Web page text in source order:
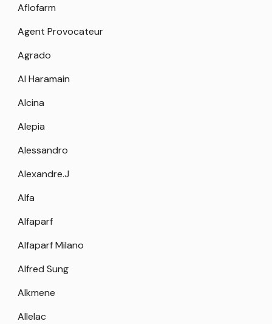
Aflofarm
Agent Provocateur
Agrado
Al Haramain
Alcina
Alepia
Alessandro
Alexandre.J
Alfa
Alfaparf
Alfaparf Milano
Alfred Sung
Alkmene
Allelac